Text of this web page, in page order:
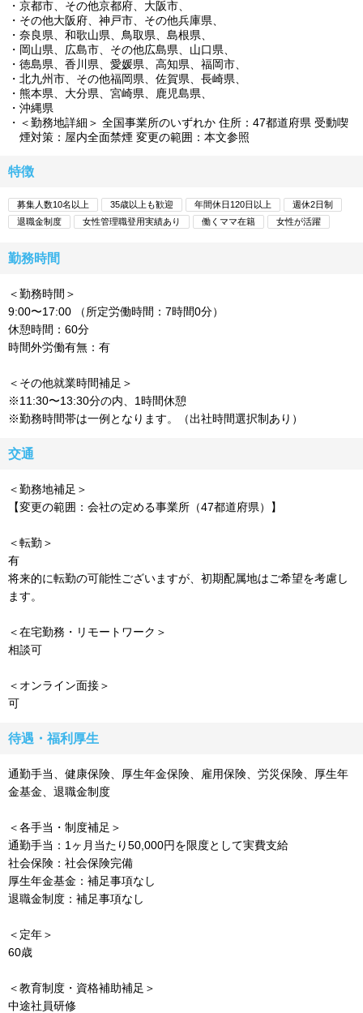
京都市、その他京都府、大阪市、
その他大阪府、神戸市、その他兵庫県、
奈良県、和歌山県、鳥取県、島根県、
岡山県、広島市、その他広島県、山口県、
徳島県、香川県、愛媛県、高知県、福岡市、
北九州市、その他福岡県、佐賀県、長崎県、
熊本県、大分県、宮崎県、鹿児島県、
沖縄県
＜勤務地詳細＞ 全国事業所のいずれか 住所：47都道府県 受動喫
煙対策：屋内全面禁煙 変更の範囲：本文参照
特徴
募集人数10名以上 35歳以上も歓迎 年間休日120日以上
週休2日制
退職金制度
女性管理職登用実績あり 働くママ在籍 女性が活躍
勤務時間
＜勤務時間＞
9:00〜17:00 （所定労働時間：7時間0分）
休憩時間：60分
時間外労働有無：有
＜その他就業時間補足＞
※11:30〜13:30分の内、1時間休憩
※勤務時間帯は一例となります。（出社時間選択制あり）
交通
＜勤務地補足＞
【変更の範囲：会社の定める事業所（47都道府県）】
＜転勤＞
有
将来的に転勤の可能性ございますが、初期配属地はご希望を考慮し
ます。
＜在宅勤務・リモートワーク＞
相談可
＜オンライン面接＞
可
待遇・福利厚生
通勤手当、健康保険、厚生年金保険、雇用保険、労災保険、厚生年
金基金、退職金制度
＜各手当・制度補足＞
通勤手当：1ヶ月当たり50,000円を限度として実費支給
社会保険：社会保険完備
厚生年金基金：補足事項なし
退職金制度：補足事項なし
＜定年＞
60歳
＜教育制度・資格補助補足＞
中途社員研修